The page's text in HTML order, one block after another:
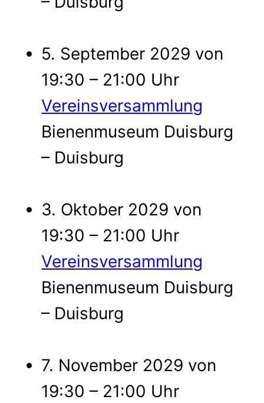
5. September 2029 von
19:30 – 21:00 Uhr
Vereinsversammlung
Bienenmuseum Duisburg
– Duisburg
3. Oktober 2029 von
19:30 – 21:00 Uhr
Vereinsversammlung
Bienenmuseum Duisburg
– Duisburg
7. November 2029 von
19:30 – 21:00 Uhr